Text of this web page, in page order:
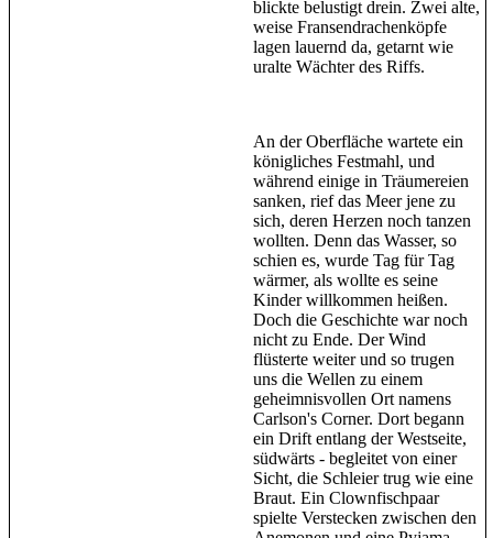
blickte belustigt drein. Zwei alte,
weise Fransendrachenköpfe
lagen lauernd da, getarnt wie
uralte Wächter des Riffs.
An der Oberfläche wartete ein
königliches Festmahl, und
während einige in Träumereien
sanken, rief das Meer jene zu
sich, deren Herzen noch tanzen
wollten. Denn das Wasser, so
schien es, wurde Tag für Tag
wärmer, als wollte es seine
Kinder willkommen heißen.
Doch die Geschichte war noch
nicht zu Ende. Der Wind
flüsterte weiter und so trugen
uns die Wellen zu einem
geheimnisvollen Ort namens
Carlson's Corner. Dort begann
ein Drift entlang der Westseite,
südwärts - begleitet von einer
Sicht, die Schleier trug wie eine
Braut. Ein Clownfischpaar
spielte Verstecken zwischen den